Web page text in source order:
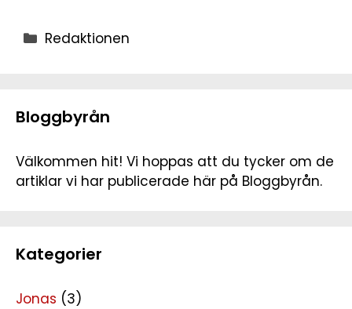
Redaktionen
Bloggbyrån
Välkommen hit! Vi hoppas att du tycker om de
artiklar vi har publicerade här på Bloggbyrån.
Kategorier
Jonas (3)